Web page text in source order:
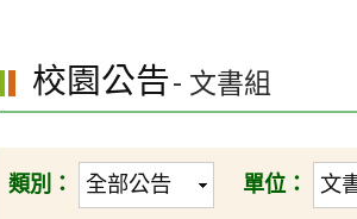
校園公告- 文書組
類別： 單位：